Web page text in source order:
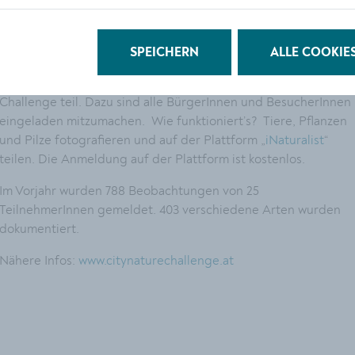
Die Kremserinnen und Kremser sind wieder aufgerufen, die
Artenvielfalt in der Stadt und der Region zu
Challenge teil. Dazu sind alle BürgerInnen und BesucherInnen
eingeladen mitzumachen. Wie funktioniert’s? Tiere, Pflanzen
und Pilze fotografieren und auf der Plattform „iNaturalist“
teilen. Die Anmeldung auf der Plattform ist kostenlos.
Im Vorjahr wurden 788 Beobachtungen von 25
TeilnehmerInnen gemeldet. 403 verschiedene Arten wurden
dokumentiert.
Nähere Infos: www.citynaturechallenge.at
SPEICHERN ALLE